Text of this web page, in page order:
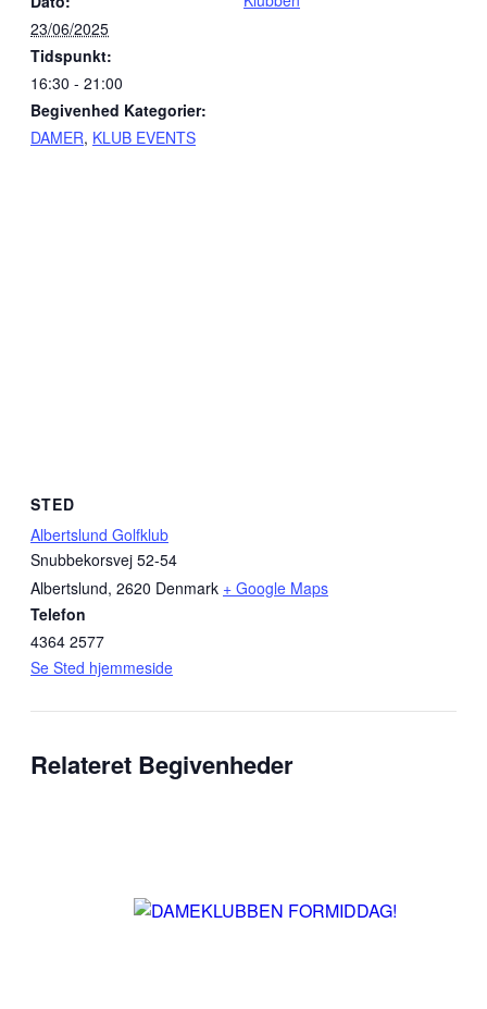
23/06/2025
Tidspunkt:
16:30 - 21:00
Begivenhed Kategorier:
DAMER, KLUB EVENTS
STED
Albertslund Golfklub
Snubbekorsvej 52-54
Albertslund, 2620 Denmark + Google Maps
Telefon
4364 2577
Se Sted hjemmeside
Relateret Begivenheder